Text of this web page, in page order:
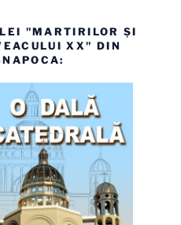
"MARTIRILOR ȘI
XX" DIN